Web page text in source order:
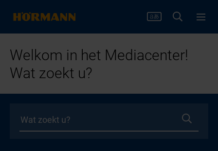
Welkom in het Mediacenter!
Wat zoekt u?